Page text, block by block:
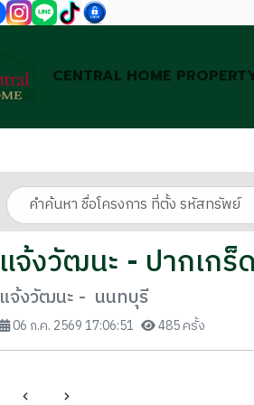
CENTRAL HOME
แจ้งวัฒนะ - ปากเกร็ด
แจ้งวัฒนะ - นนทบุรี
06 ก.ค. 2569 17:06:51 485 ครั้ง